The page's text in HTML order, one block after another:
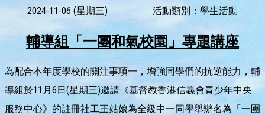
2024-11-06 (星期三) 活動類別：學生活動
輔導組「一團和氣校園」專題講座
為配合本年度學校的關注事項一，增強同學們的抗逆能力，輔
導組於11月6日(星期三)邀請《基督教香港信義會青少年中央
服務中心》的註冊社工王姑娘為全級中一同學舉辦名為「一團